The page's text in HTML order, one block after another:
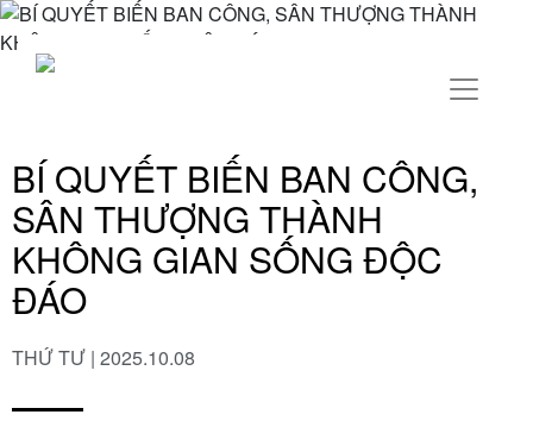
BÍ QUYẾT BIẾN BAN CÔNG,
SÂN THƯỢNG THÀNH
KHÔNG GIAN SỐNG ĐỘC
ĐÁO
THỨ TƯ | 2025.10.08